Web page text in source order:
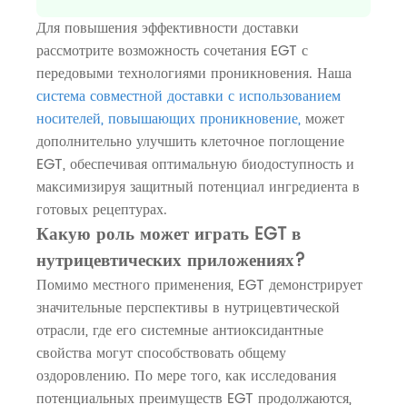
Для повышения эффективности доставки
рассмотрите возможность сочетания EGT с
передовыми технологиями проникновения. Наша
система совместной доставки с использованием
носителей, повышающих проникновение,может
дополнительно улучшить клеточное поглощение
EGT, обеспечивая оптимальную биодоступность и
максимизируя защитный потенциал ингредиента в
готовых рецептурах.
Какую роль может играть EGT в
нутрицевтических приложениях?
Помимо местного применения, EGT демонстрирует
значительные перспективы в нутрицевтической
отрасли, где его системные антиоксидантные
свойства могут способствовать общему
оздоровлению. По мере того, как исследования
потенциальных преимуществ EGT продолжаются,